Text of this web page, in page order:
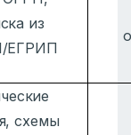
из
ЕГРИП
схемы